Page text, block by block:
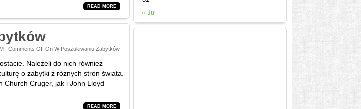
READ MORE
| Comments Off On W Poszukiwaniu Zabytków
Należeli do nich również
o zabytki z różnych stron świata.
Church Cruger, jak i John Lloyd
READ MORE
« Jul